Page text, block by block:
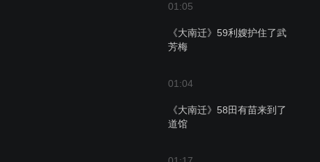
01:05
《大南迁》59利嫂护住了武
芳梅
01:04
《大南迁》58田有苗来到了
道馆